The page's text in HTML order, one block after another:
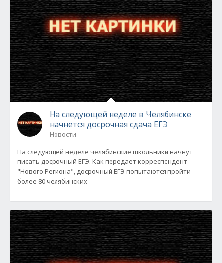
На следующей неделе в Челябинске
начнется досрочная сдача ЕГЭ
Новости
На следующей неделе челябинские школьники начнут
писать досрочный ЕГЭ. Как передает корреспондент
"Нового Региона", досрочный ЕГЭ попытаются пройти
более 80 челябинских